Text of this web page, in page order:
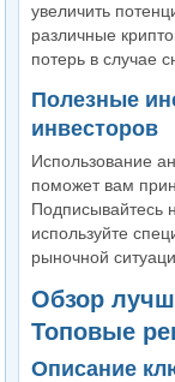
увеличить
различные
потерь в случае
Полезные
инвесторов
Использование
поможет вам
Подписывайтесь
используйте
рыночной
Обзор
Топовые
Описание